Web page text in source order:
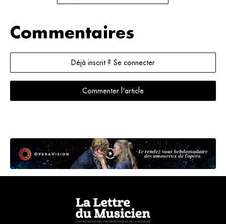
Commentaires
Déjà inscrit ? Se connecter
Commenter l'article